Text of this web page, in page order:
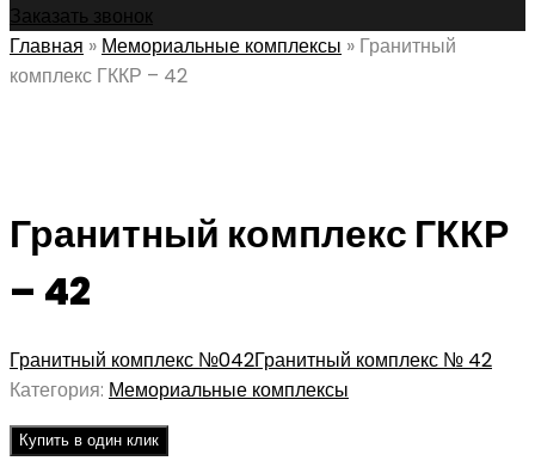
Заказать звонок
Главная » Мемориальные комплексы » Гранитный
комплекс ГККР – 42
Гранитный комплекс ГККР
– 42
Гранитный комплекс №042Гранитный комплекс № 42
Категория: Мемориальные комплексы
Купить в один клик